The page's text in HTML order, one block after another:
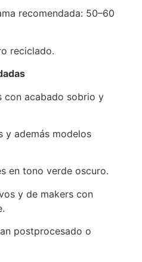
recomendada: 50–60
reciclado.
con acabado sobrio y
y además modelos
en tono verde oscuro.
y de makers con
postprocesado o